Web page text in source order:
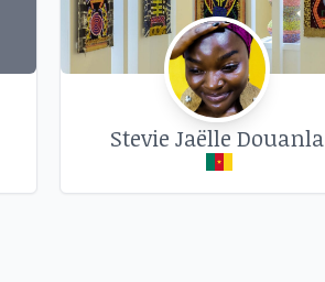
Stevie Jaëlle Douanla